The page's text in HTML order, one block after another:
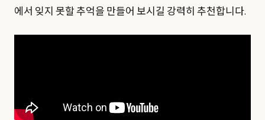
에서 잊지 못할 추억을 만들어 보시길 강력히 추천합니다.